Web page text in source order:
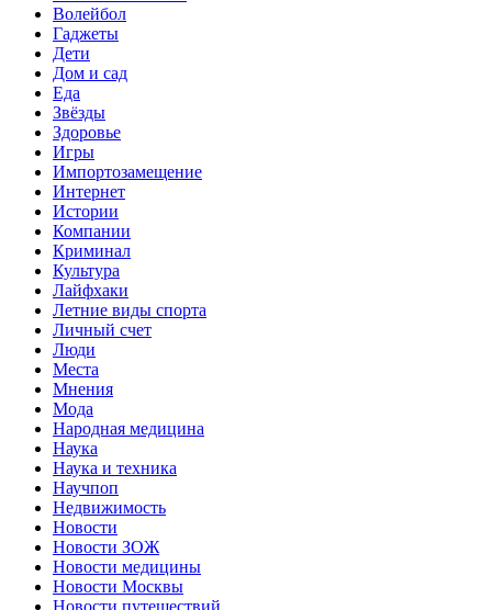
Волейбол
Гаджеты
Дети
Дом и сад
Еда
Звёзды
Здоровье
Игры
Импортозамещение
Интернет
Истории
Компании
Криминал
Культура
Лайфхаки
Летние виды спорта
Личный счет
Люди
Места
Мнения
Мода
Народная медицина
Наука
Наука и техника
Научпоп
Недвижимость
Новости
Новости ЗОЖ
Новости медицины
Новости Москвы
Новости путешествий